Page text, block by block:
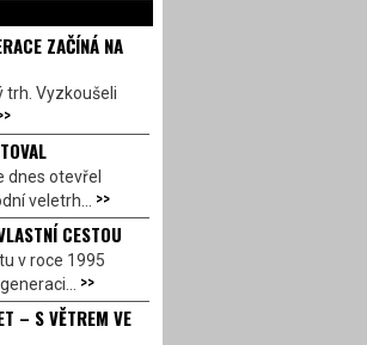
ZAČÍNÁ NA
trh. Vyzkoušeli
dnes otevřel
veletrh... >>
CESTOU
v roce 1995
>>
– S VĚTREM VE